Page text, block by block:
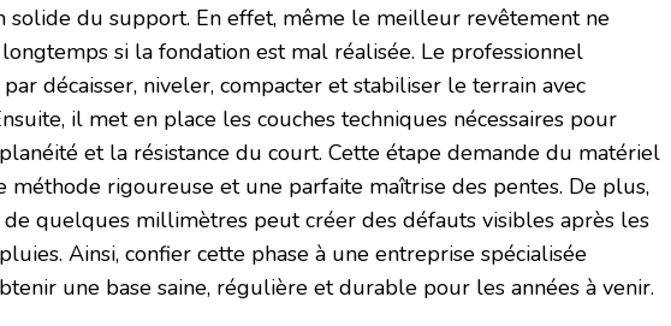
solide du support. En effet, même le meilleur revêtement ne
si la fondation est mal réalisée. Le professionnel
décaisser, niveler, compacter et stabiliser le terrain avec
il met en place les couches techniques nécessaires pour
et la résistance du court. Cette étape demande du matériel
méthode rigoureuse et une parfaite maîtrise des pentes. De plus,
quelques millimètres peut créer des défauts visibles après les
Ainsi, confier cette phase à une entreprise spécialisée
une base saine, régulière et durable pour les années à venir.